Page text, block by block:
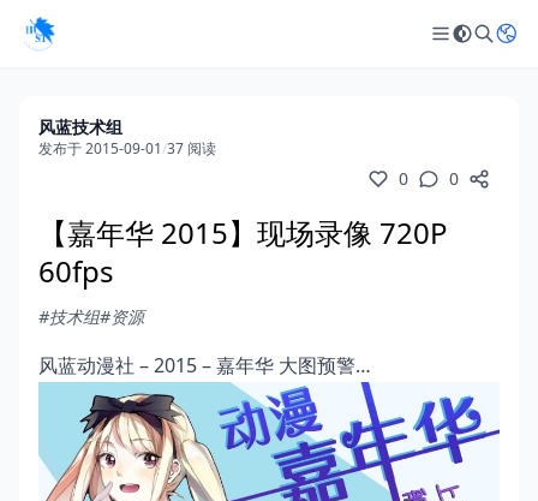
风蓝技术组
发布于 2015-09-01/37 阅读
0 0
【嘉年华 2015】现场录像 720P
60fps
#技术组#资源
风蓝动漫社 – 2015 – 嘉年华 大图预警…